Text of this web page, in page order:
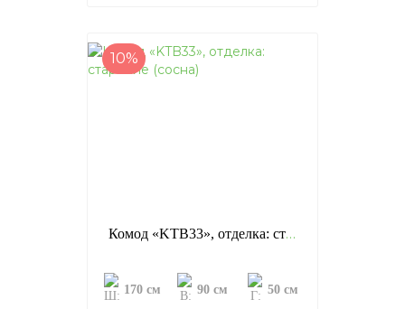
10%
Комод «KTB33», отделка: старение (сосна)
170 см 90 см 50 см